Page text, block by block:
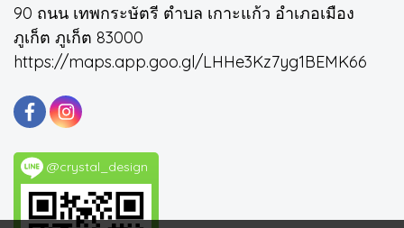
90 ถนน เทพกระษัตรี ตำบล เกาะแก้ว อำเภอเมือง
ภูเก็ต ภูเก็ต 83000
https://maps.app.goo.gl/LHHe3Kz7yg1BEMK66
@crystal_design